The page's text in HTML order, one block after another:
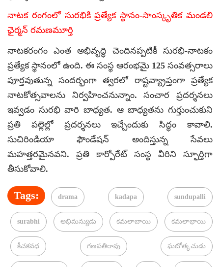
నాటక రంగంలో సురభికి ప్రత్యేక స్థానం-సాంస్కృతిక మండలి
ఛైర్మన్‌ రమణమూర్తి
నాటకరంగం ఎంత అభివృద్ధి చెందినప్పటికీ సురభి-నాటకం
ప్రత్యేక స్థానంలో ఉంది. ఈ సంస్థ ఆరంభమై 125 సంవత్సరాలు
పూర్తవుతున్న సందర్భంగా త్వరలో రాష్టవ్య్రాప్తంగా ప్రత్యేక
నాటకోత్సవాలను నిర్వహించనున్నాం. సంచార ప్రదర్శనలు
ఇవ్వడం సురభి వారి బాధ్యత. ఆ బాధ్యతను గుర్తుంచుకుని
ప్రతి పల్లెల్లో ప్రదర్శనలు ఇచ్చేందుకు సిద్ధం కావాలి.
సుచిరిండియా ఫౌండేషన్‌ అందిస్తున్న సేవలు
మహత్తరమైనవని. ప్రతి కార్పోరేట్‌ సంస్థ వీరిని స్ఫూర్తిగా
తీసుకోవాలి.
Tags: drama kadapa sundupalli
surabhi అభిమన్యుడు కమలాబాయి కమలాభాయి
కీచకవధ గణపతిరావు ఘటోత్కచుడు